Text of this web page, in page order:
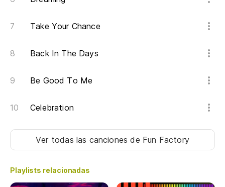
Take Your Chance
Back In The Days
Be Good To Me
Celebration
Ver todas las cancionesde Fun Factory
Playlists relacionadas